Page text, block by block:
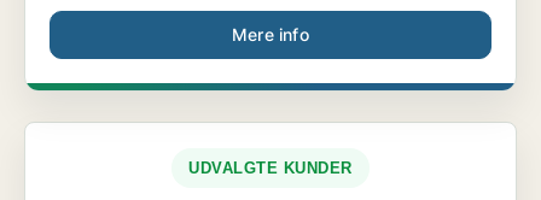
Mere info
UDVALGTE KUNDER